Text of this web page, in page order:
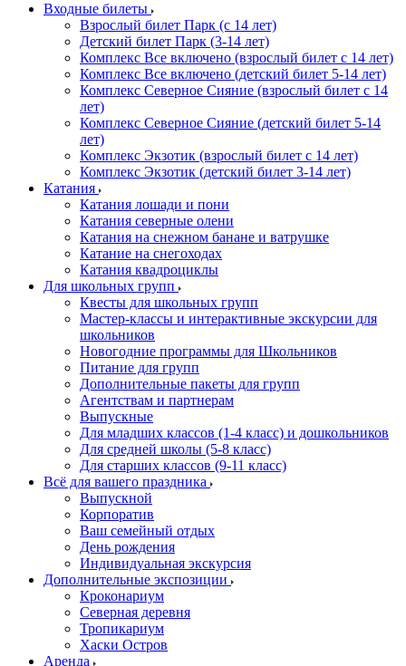
Входные билеты
Взрослый билет Парк (с 14 лет)
Детский билет Парк (3-14 лет)
Комплекс Все включено (взрослый билет с 14 лет)
Комплекс Все включено (детский билет 5-14 лет)
Комплекс Северное Сияние (взрослый билет с 14
лет)
Комплекс Северное Сияние (детский билет 5-14
лет)
Комплекс Экзотик (взрослый билет с 14 лет)
Комплекс Экзотик (детский билет 3-14 лет)
Катания
Катания лошади и пони
Катания северные олени
Катания на снежном банане и ватрушке
Катание на снегоходах
Катания квадроциклы
Для школьных групп
Квесты для школьных групп
Мастер-классы и интерактивные экскурсии для
школьников
Новогодние программы для Школьников
Питание для групп
Дополнительные пакеты для групп
Агентствам и партнерам
Выпускные
Для младших классов (1-4 класс) и дошкольников
Для средней школы (5-8 класс)
Для старших классов (9-11 класс)
Всё для вашего праздника
Выпускной
Корпоратив
Ваш семейный отдых
День рождения
Индивидуальная экскурсия
Дополнительные экспозиции
Кроконариум
Северная деревня
Тропикариум
Хаски Остров
Аренда